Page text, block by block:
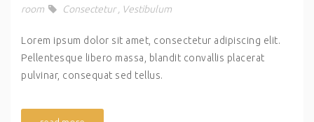
room Consectetur Vestibulum
Lorem ipsum dolor sit amet, consectetur adipiscing elit.
Pellentesque libero massa, blandit convallis placerat
pulvinar, consequat sed tellus.